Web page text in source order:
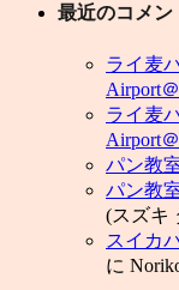
最近のコメン
ライ麦
Airport
ライ麦
Airport
パン教
パン教
(スズキ
スイカ
に